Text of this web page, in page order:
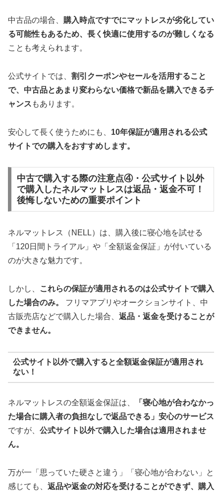
中古品の場合、 購入時点ですでにマットレスが劣化してい
る可能性もあるため、長く快適に使用するのが難しくなる
ことも考えられます。
公式サイトでは、 割引クーポンやセールを活用すること
で、中古品とあまり変わらない価格で新品を購入できるチ
ャンス もあります。
安心して長く使うためにも、 10年保証が適用される公式
サイトでの購入をおすすめします。
中古で購入する際の注意点④・公式サイト以外
で購入したネルマットレスは返品・返金不可！
後悔しないための重要ポイント
ネルマットレス（NELL）は、購入後に寝心地を試せる
「120日間トライアル」や「全額返金保証」が付いている
のが大きな魅力です。
しかし、
これらの保証が適用されるのは公式サイトで購入
した場合のみ。
フリマアプリやオークションサイト、中
古販売店などで購入した場合、 返品・返金を受けることが
できません。
公式サイト以外で購入すると全額返金保証が適用され
ない！
ネルマットレスの全額返金保証は、
「寝心地が合わなかっ
た場合に購入者の負担なしで返品できる」安心のサービス
ですが、 公式サイト以外で購入した場合は適用されませ
ん。
万が一「思っていた硬さと違う」「寝心地が合わない」と
感じても、 返品や返金の対応を受けることができず、購入